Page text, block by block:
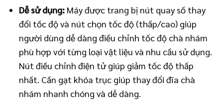
Dễ sử dụng: Máy được trang bị nút quay số thay
đổi tốc độ và nút chọn tốc độ (thấp/cao) giúp
người dùng dễ dàng điều chỉnh tốc độ chà nhám
phù hợp với từng loại vật liệu và nhu cầu sử dụng.
Nút điều chỉnh điện tử giúp giảm tốc độ thấp
nhất. Cần gạt khóa trục giúp thay đổi đĩa chà
nhám nhanh chóng và dễ dàng.